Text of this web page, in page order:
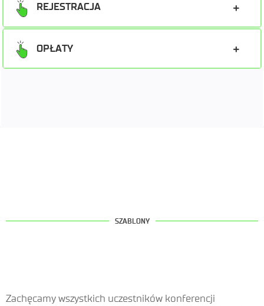
REJESTRACJA
OPŁATY
SZABLONY
Zachęcamy wszystkich uczestników konferencji